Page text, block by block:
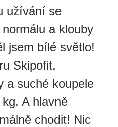
užívání se
a klouby
jsem bílé světlo!
Skipofit,
a suché koupele
A hlavně
chodit! Nic